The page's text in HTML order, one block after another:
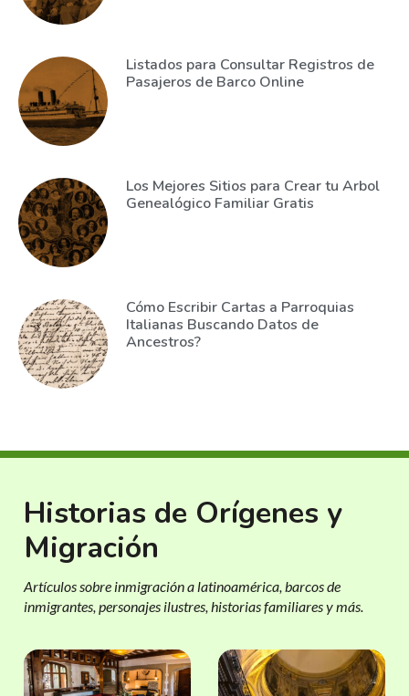
Listados para Consultar Registros de
Pasajeros de Barco Online
Los Mejores Sitios para Crear tu Arbol
Genealógico Familiar Gratis
Cómo Escribir Cartas a Parroquias
Italianas Buscando Datos de
Ancestros?
Historias de Orígenes y
Migración
Artículos sobre inmigración a latinoamérica, barcos de
inmigrantes, personajes ilustres, historias familiares y más.